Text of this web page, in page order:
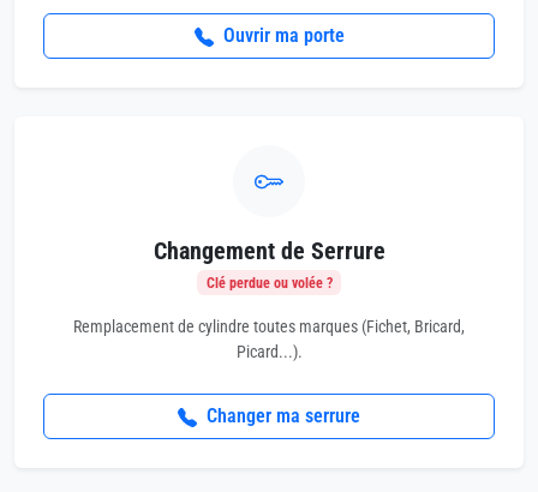
Ouvrir ma porte
Changement de Serrure
Clé perdue ou volée ?
Remplacement de cylindre toutes marques (Fichet, Bricard,
Picard...).
Changer ma serrure